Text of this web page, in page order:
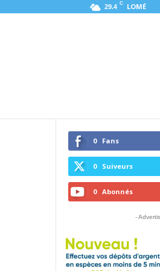
29.4 C LOMÉ
0 Fans
0 Suiveurs
0 Abonnés
-